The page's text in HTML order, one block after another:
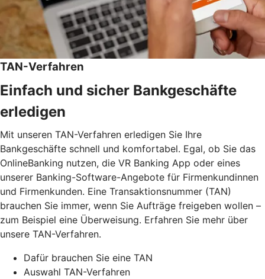
TAN-Verfahren
Einfach und sicher Bankgeschäfte
erledigen
Mit unseren TAN-Verfahren erledigen Sie Ihre
Bankgeschäfte schnell und komfortabel. Egal, ob Sie das
OnlineBanking nutzen, die VR Banking App oder eines
unserer Banking-Software-Angebote für Firmenkundinnen
und Firmenkunden. Eine Transaktionsnummer (TAN)
brauchen Sie immer, wenn Sie Aufträge freigeben wollen –
zum Beispiel eine Überweisung. Erfahren Sie mehr über
unsere TAN-Verfahren.
Dafür brauchen Sie eine TAN
Auswahl TAN-Verfahren